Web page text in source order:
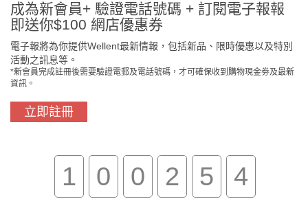
門市免費自取 原裝行貨保證
關於我們
成為新會員+ 驗證電話號碼 + 訂閱電子報報
即送你$100 網店優惠券
電子報將為你提供Wellent最新情報，包括新品、限時優惠以及特別
活動之訊息等。
*新會員完成註冊後需要驗證電郵及電話號碼，才可確保收到購物現金劵及最新
資訊。
立即註冊
1 0 0 2 5 4